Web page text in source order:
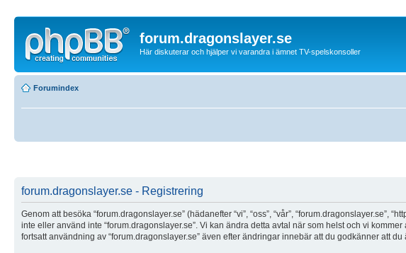
forum.dragonslayer.se
Här diskuterar och hjälper vi varandra i ämnet TV-spelskonsoller
Forumindex
forum.dragonslayer.se - Registrering
Genom att besöka “forum.dragonslayer.se” (hädanefter “vi”, “oss”, “vår”,
inte eller använd inte “forum.dragonslayer.se”. Vi kan ändra detta avtal när som helst och vi
fortsatt användning av “forum.dragonslayer.se” även efter ändringar innebär att du godkänner att du